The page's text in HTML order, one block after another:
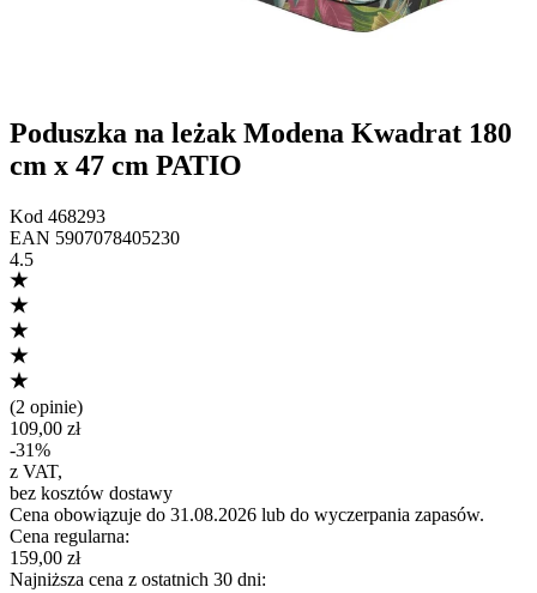
Poduszka na leżak Modena Kwadrat 180
cm x 47 cm PATIO
Kod 468293
EAN 5907078405230
4.5
(2 opinie)
109,00 zł
-31%
z VAT,
bez kosztów dostawy
Cena obowiązuje do 31.08.2026 lub do wyczerpania zapasów.
Cena regularna:
159,00 zł
Najniższa cena z ostatnich 30 dni: